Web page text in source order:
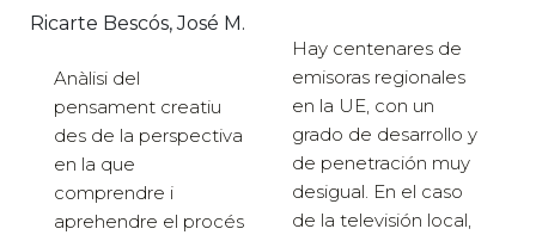
Ricarte Bescós, José M.
Anàlisi del
pensament creatiu
des de la perspectiva
en la que
comprendre i
aprehendre el procés
Hay centenares de
emisoras regionales
en la UE, con un
grado de desarrollo y
de penetración muy
desigual. En el caso
de la televisión local,